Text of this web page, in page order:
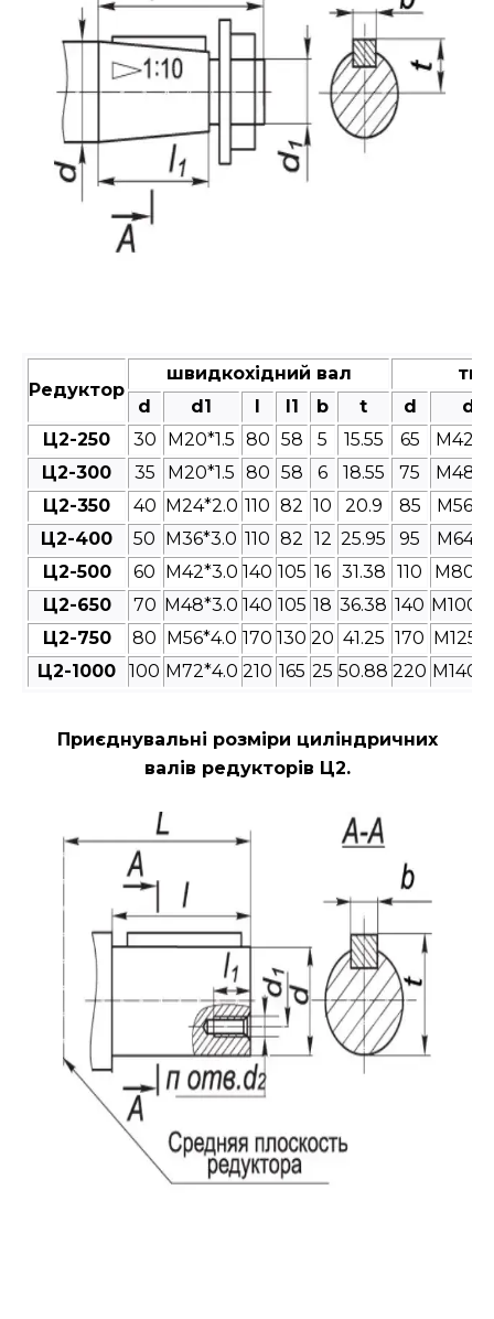
Редуктор
швидкохідний вал
d
d1 l1 b t d
d1
Ц2-250
30 M20*1.5 80 58 5 15.55 65
Ц2-300
35 M20*1.5 80 58 6 18.55 75
Ц2-350
40 M24*2.0 110 82 10 20.9 85
Ц2-400
50 M36*3.0 110 82 12 25.95 95
Ц2-500
60 M42*3.0 140 105 16 31.38 110
Ц2-650
70 M48*3.0 140 105 18 36.38 140
Ц2-750
80 M56*4.0 170 130 20 41.25 170
Ц2-1000
100 M72*4.0 210 165 25 50.88 220
Приєднувальні розміри циліндричних
валів редукторів Ц2.